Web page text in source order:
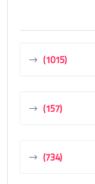
(1015)
(157)
(734)